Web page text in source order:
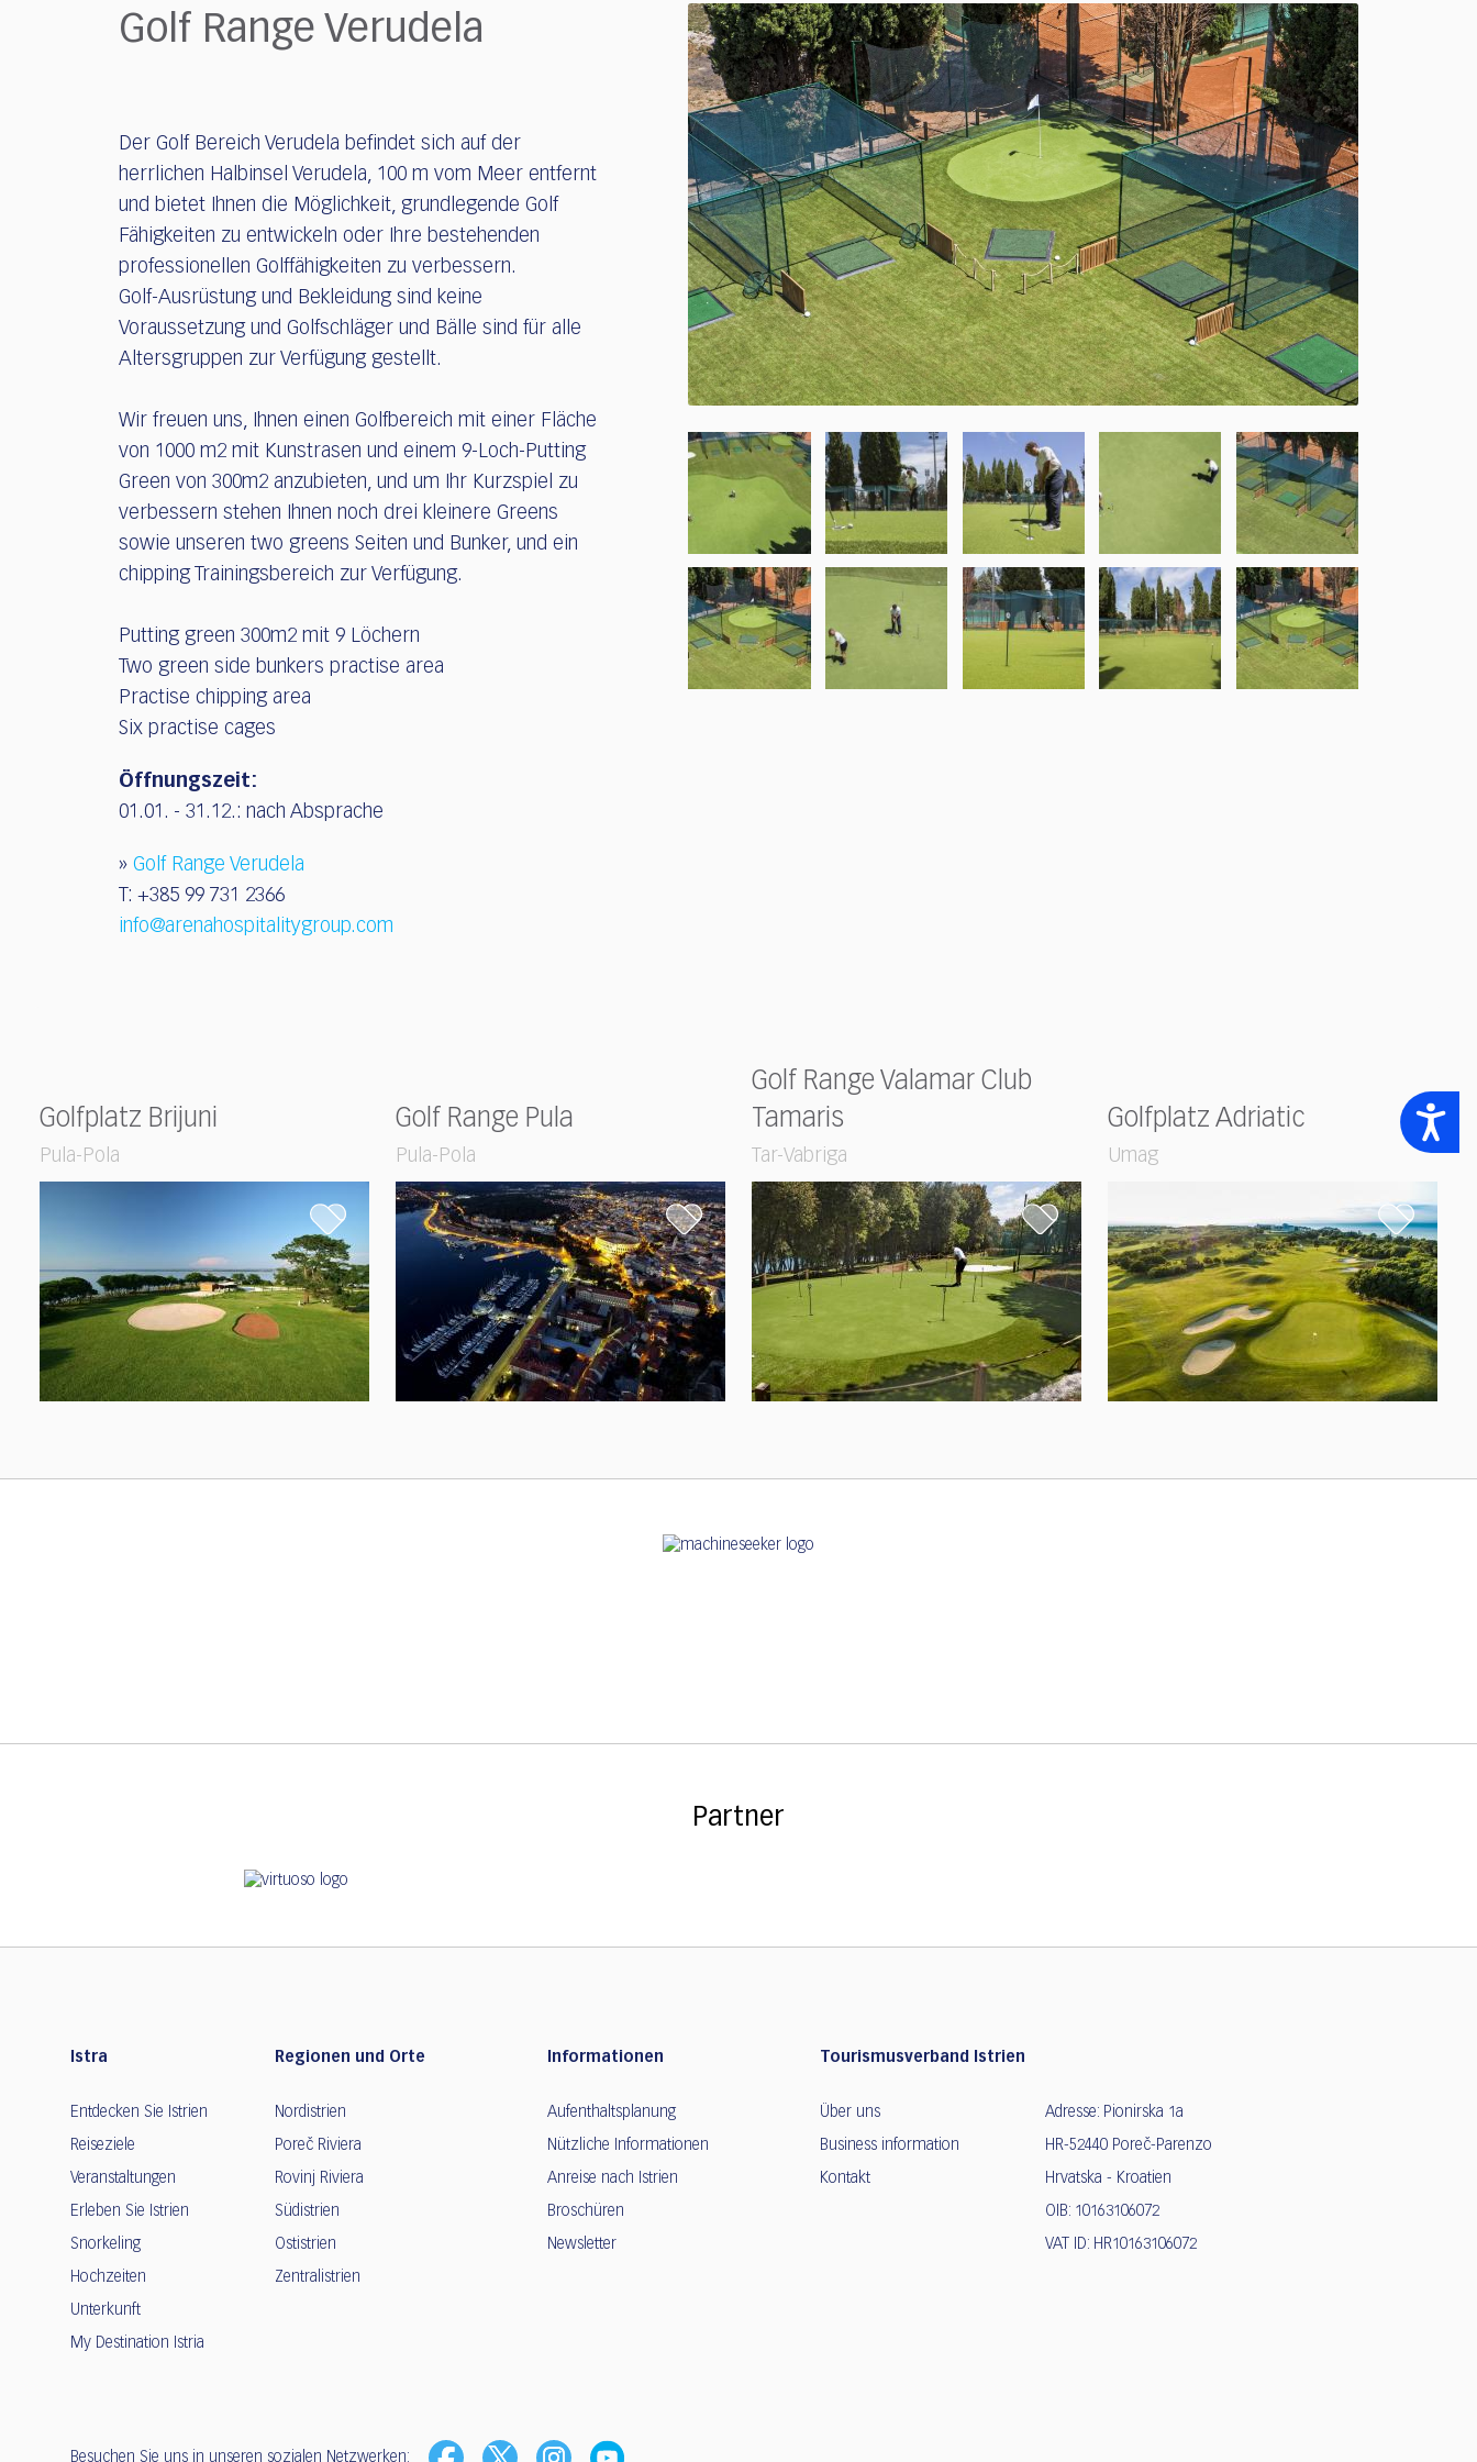
Accessibility
Golf Range Verudela
Der Golf Bereich Verudela befindet sich auf der
herrlichen Halbinsel Verudela, 100 m vom Meer entfernt
und bietet Ihnen die Möglichkeit, grundlegende Golf
Fähigkeiten zu entwickeln oder Ihre bestehenden
professionellen Golffähigkeiten zu verbessern.
Golf-Ausrüstung und Bekleidung sind keine
Voraussetzung und Golfschläger und Bälle sind für alle
Altersgruppen zur Verfügung gestellt.
Wir freuen uns, Ihnen einen Golfbereich mit einer Fläche
von 1000 m2 mit Kunstrasen und einem 9-Loch-Putting
Green von 300m2 anzubieten, und um Ihr Kurzspiel zu
verbessern stehen Ihnen noch drei kleinere Greens
sowie unseren two greens Seiten und Bunker, und ein
chipping Trainingsbereich zur Verfügung.
Putting green 300m2 mit 9 Löchern
Two green side bunkers practise area
Practise chipping area
Six practise cages
Öffnungszeit:
01.01. - 31.12.: nach Absprache
» Golf Range Verudela
T: +385 99 731 2366
info@arenahospitalitygroup.com
Golfplatz Brijuni
Pula-Pola
Golf Range Pula
Pula-Pola
Golf Range Valamar Club
Tamaris
Tar-Vabriga
Golfplatz Adriatic
Umag
Partner
Istra
Entdecken Sie Istrien
Reiseziele
Veranstaltungen
Erleben Sie Istrien
Snorkeling
Hochzeiten
Unterkunft
My Destination Istria
Regionen und Orte
Nordistrien
Poreč Riviera
Rovinj Riviera
Südistrien
Ostistrien
Zentralistrien
Informationen
Aufenthaltsplanung
Nützliche Informationen
Anreise nach Istrien
Broschüren
Newsletter
Tourismusverband Istrien
Über uns
Business information
Kontakt
Adresse: Pionirska 1a
HR-52440 Poreč-Parenzo
Hrvatska - Kroatien
OIB: 10163106072
VAT ID: HR10163106072
Besuchen Sie uns in unseren sozialen Netzwerken: